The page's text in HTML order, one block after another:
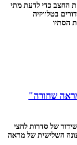
החצב כדי לדעת מתי
בטלוויזיה
הסתיו
שחורה"
של סדרות לחצי
השלישית של מראה